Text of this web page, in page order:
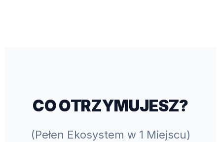
CO OTRZYMUJESZ?
(Pełen Ekosystem w 1 Miejscu)